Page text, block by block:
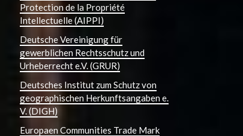
Protection de la Propriété
Intellectuelle (AIPPI)
Deutsche Vereinigung für
gewerblichen Rechtsschutz und
Urheberrecht e.V. (GRUR)
Deutsches Institut zum Schutz von
geographischen Herkunftsangaben e.
V. (DIGH)
Europaen Communities Trade Mark